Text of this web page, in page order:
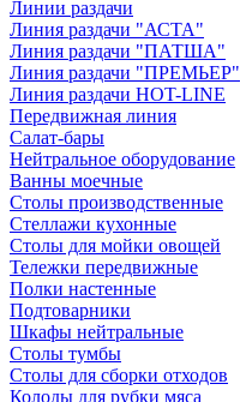
Линии раздачи
Линия раздачи "АСТА"
Линия раздачи "ПАТША"
Линия раздачи "ПРЕМЬЕР"
Линия раздачи HOT-LINE
Передвижная линия
Салат-бары
Нейтральное оборудование
Ванны моечные
Столы производственные
Стеллажи кухонные
Столы для мойки овощей
Тележки передвижные
Полки настенные
Подтоварники
Шкафы нейтральные
Столы тумбы
Столы для сборки отходов
Колоды для рубки мяса